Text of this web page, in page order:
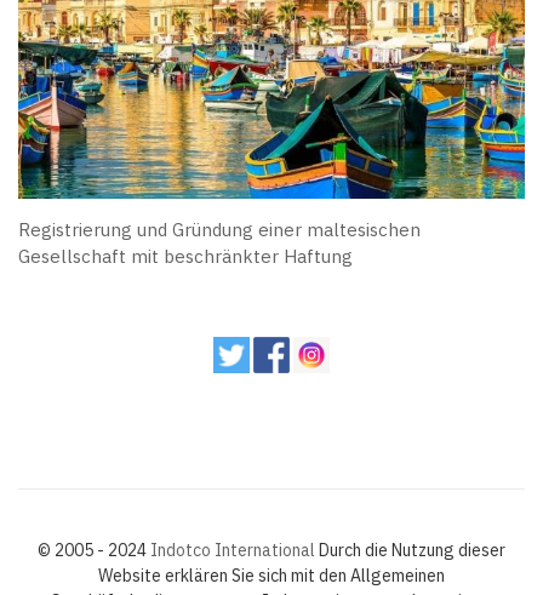
Registrierung und Gründung einer maltesischen
Gesellschaft mit beschränkter Haftung
© 2005 - 2024 Indotco International Durch die Nutzung dieser
Website erklären Sie sich mit den Allgemeinen